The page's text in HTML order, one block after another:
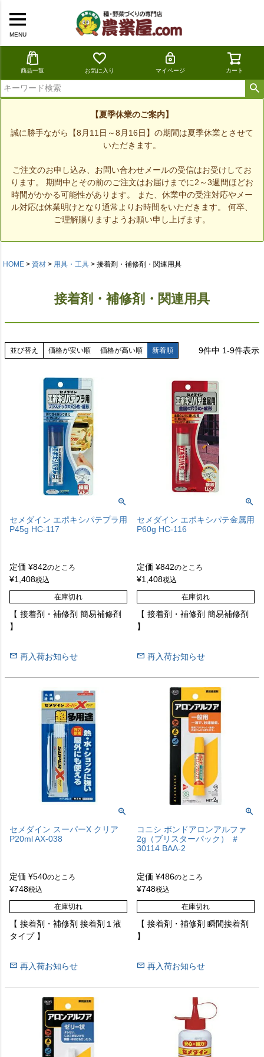
MENU
商品一覧 お気に入り マイページ カート
【夏季休業のご案内】
誠に勝手ながら【8月11日～8月16日】の期間は夏季休業とさせて
いただきます。
ご注文のお申し込み、お問い合わせメールの受信はお受けしてお
ります。 期間中とその前のご注文はお届けまでに2～3週間ほどお
時間がかかる可能性があります。 また、休業中の受注対応やメー
ル対応は休業明けとなり通常よりお時間をいただきます。 何卒、
ご理解賜りますようお願い申し上げます。
HOME 資材 用具・工具 接着剤・補修剤・関連用具
接着剤・補修剤・関連用具
並び替え 価格が安い順 価格が高い順 新着順 9件中 1-9件表示
セメダイン エポキシパテプラ用
P45g HC-117
定価 ¥842のところ
¥1,408税込
在庫切れ
【 接着剤・補修剤 簡易補修剤
】
再入荷お知らせ
セメダイン エポキシパテ金属用
P60g HC-116
定価 ¥842のところ
¥1,408税込
在庫切れ
【 接着剤・補修剤 簡易補修剤
】
再入荷お知らせ
セメダイン スーパーX クリア
P20ml AX-038
定価 ¥540のところ
¥748税込
在庫切れ
【 接着剤・補修剤 接着剤１液
タイプ 】
再入荷お知らせ
コニシ ボンドアロンアルファ
2g（ブリスターパック） ＃
30114 BAA-2
定価 ¥486のところ
¥748税込
在庫切れ
【 接着剤・補修剤 瞬間接着剤
】
再入荷お知らせ